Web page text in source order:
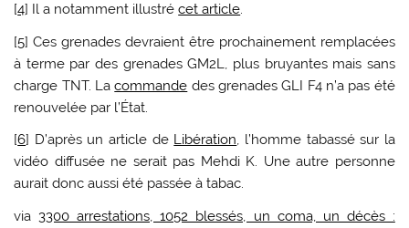
[4] Il a notamment illustrécet article.
[5]Ces grenades devraient être prochainement remplacées
à terme par des grenades GM2L, plus bruyantes mais sans
charge TNT. Lacommande des grenades GLI F4 n’a pas été
renouvelée par l’État.
[6] D’après un article de Libération, l’homme tabassé sur la
vidéo diffusée ne serait pas Mehdi K. Une autre personne
aurait donc aussi été passée à tabac.
via 3300 arrestations, 1052 blessés, un coma, un décès :